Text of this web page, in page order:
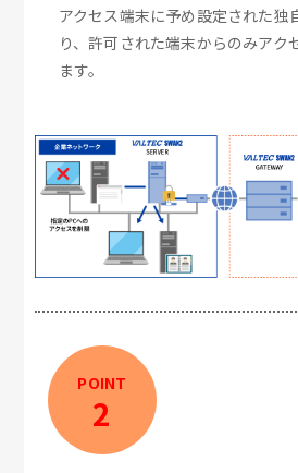
アクセス端末に予め設定された独
り、許可された端末からのみアク
ます。
POINT
2